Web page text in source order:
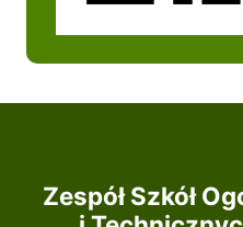
Zespół Szkół